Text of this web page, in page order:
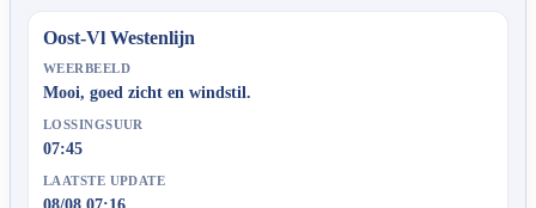
Oost-Vl Westenlijn
WEERBEELD
Mooi, goed zicht en windstil.
LOSSINGSUUR
07:45
LAATSTE UPDATE